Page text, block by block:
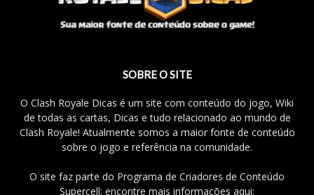
SOBRE O SITE
O Clash Royale Dicas é um site com conteúdo do jogo, Wiki
de todas as cartas, Dicas e tudo relacionado ao mundo de
Clash Royale! Atualmente somos a maior fonte de conteúdo
sobre o jogo e referência na comunidade.
O site faz parte do Programa de Criadores de Conteúdo
Supercell; encontre mais informações aqui: